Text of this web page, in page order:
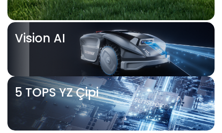
Vision AI
5 TOPS YZ Çipi